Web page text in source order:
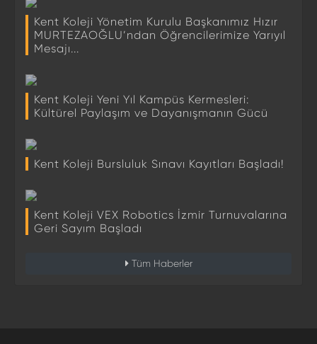
Kent Koleji Yönetim Kurulu Başkanımız Hızır
MURTEZAOĞLU’ndan Öğrencilerimize Yarıyıl
Mesajı...
Kent Koleji Yeni Yıl Kampüs Kermesleri:
Kültürel Paylaşım ve Dayanışmanın Gücü
Kent Koleji Bursluluk Sınavı Kayıtları Başladı!
Kent Koleji VEX Robotics İzmir Turnuvalarına
Geri Sayım Başladı
Tüm Haberler